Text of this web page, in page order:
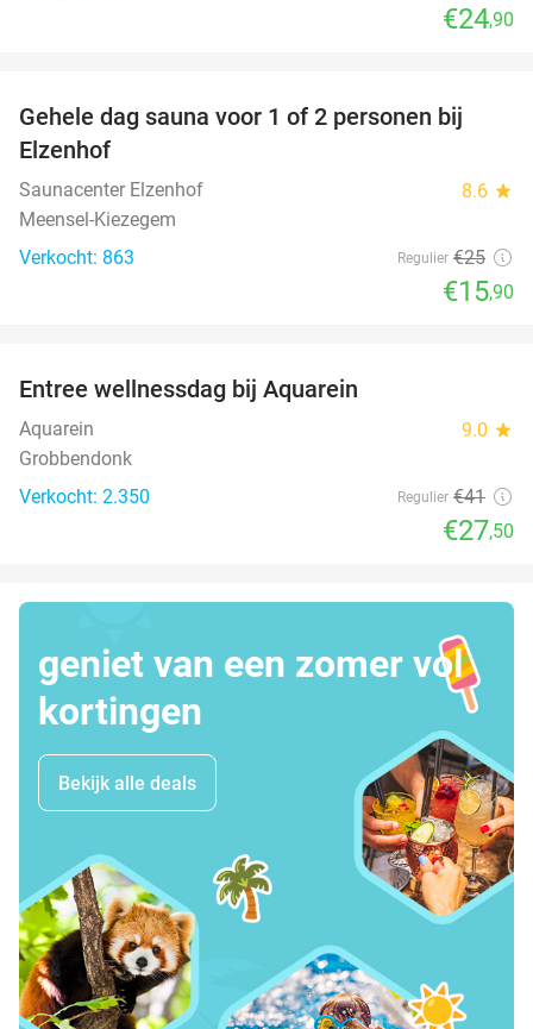
€24,90
36%
Gehele dag sauna voor 1 of 2 personen bij
Elzenhof
Saunacenter Elzenhof 8.6 star
Meensel-Kiezegem
Verkocht: 863
Regulier €25
€15,90
Entree wellnessdag bij Aquarein
Aquarein 9.0 star
Grobbendonk
Verkocht: 2.350
Regulier €41
€27,50
geniet van een zomer vol
kortingen
Bekijk alle deals